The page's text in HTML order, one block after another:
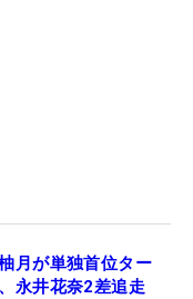
月が単独首位ター
永井花奈2差追走